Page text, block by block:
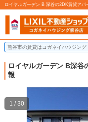
ロイヤルガーデン B 深谷の2DK賃貸ア
熊谷市の賃貸はコガネイハウジング
ロイヤルガーデン B深谷
報
1 / 30